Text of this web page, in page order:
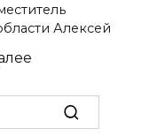
Алексей